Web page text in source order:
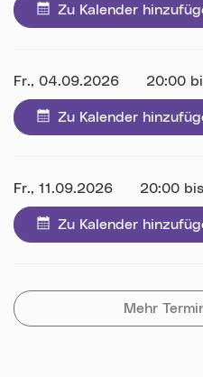
Zu Kalender
Datum:
Fr., 04.09.2026 Uhrzeit:
20:00
Zu Kalender
Datum:
Fr., 11.09.2026 Uhrzeit:
20:00
Zu Kalender
Mehr